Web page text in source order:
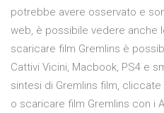
potrebbe avere osservato e
web, è possibile vedere anche
scaricare film Gremlins è
Cattivi Vicini, Macbook, PS4 e
sintesi di Gremlins film,
o scaricare film Gremlins con i